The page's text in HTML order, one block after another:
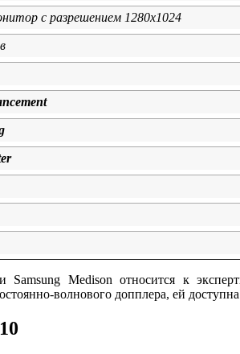
с разрешением 1280x1024
Samsung Medison относится к
волнового допплера, ей